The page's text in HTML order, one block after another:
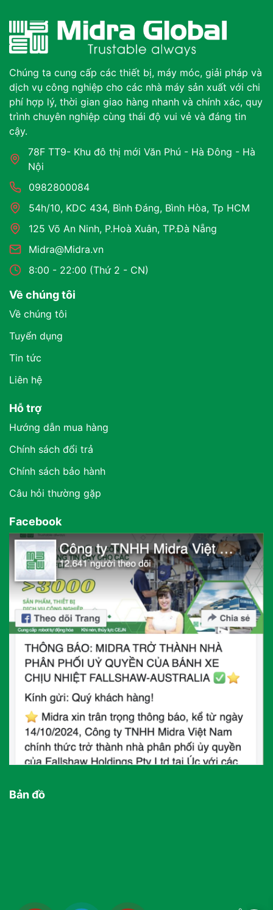
Chúng ta cung cấp các thiết bị, máy móc, giải pháp và
dịch vụ công nghiệp cho các nhà máy sản xuất với chi
phí hợp lý, thời gian giao hàng nhanh và chính xác, quy
trình chuyên nghiệp cùng thái độ vui vẻ và đáng tin
cậy.
78F TT9- Khu đô thị mới Văn Phú - Hà Đông - Hà
Nội
0982800084
54h/10, KDC 434, Bình Đáng, Bình Hòa, Tp HCM
125 Võ An Ninh, P.Hoà Xuân, TP.Đà Nẵng
Midra@Midra.vn
8:00 - 22:00 (Thứ 2 - CN)
Về chúng tôi
Về chúng tôi
Tuyển dụng
Tin tức
Liên hệ
Hỗ trợ
Hướng dẫn mua hàng
Chính sách đổi trả
Chính sách bảo hành
Câu hỏi thường gặp
Facebook
Bản đồ